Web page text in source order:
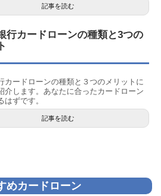
記事を読む
行カードローンの種類と3つの
カードローンの種類と３つのメリットに
介します。あなたに合ったカードローン
はずです。
記事を読む
めカードローン